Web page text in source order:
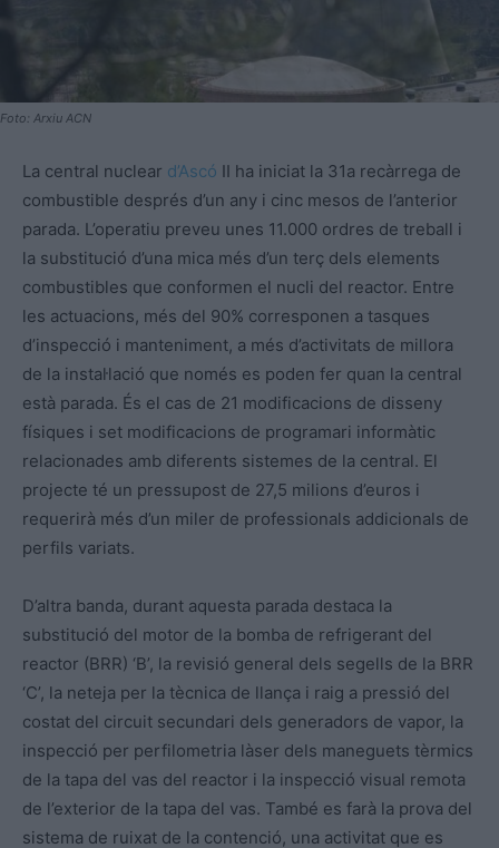
Foto: Arxiu ACN
La central nuclear d’Ascó II ha iniciat la 31a recàrrega de
combustible després d’un any i cinc mesos de l’anterior
parada. L’operatiu preveu unes 11.000 ordres de treball i
la substitució d’una mica més d’un terç dels elements
combustibles que conformen el nucli del reactor. Entre
les actuacions, més del 90% corresponen a tasques
d’inspecció i manteniment, a més d’activitats de millora
de la instal·lació que només es poden fer quan la central
està parada. És el cas de 21 modificacions de disseny
físiques i set modificacions de programari informàtic
relacionades amb diferents sistemes de la central. El
projecte té un pressupost de 27,5 milions d’euros i
requerirà més d’un miler de professionals addicionals de
perfils variats.
D’altra banda, durant aquesta parada destaca la
substitució del motor de la bomba de refrigerant del
reactor (BRR) ‘B’, la revisió general dels segells de la BRR
‘C’, la neteja per la tècnica de llança i raig a pressió del
costat del circuit secundari dels generadors de vapor, la
inspecció per perfilometria làser dels maneguets tèrmics
de la tapa del vas del reactor i la inspecció visual remota
de l’exterior de la tapa del vas. També es farà la prova del
sistema de ruixat de la contenció, una activitat que es